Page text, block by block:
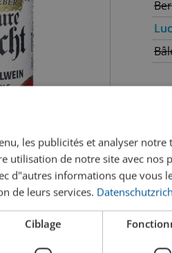
les publicités et analyser notre
utilisation de notre site avec nos
d"autres informations que vous
de leurs services.
Ciblage